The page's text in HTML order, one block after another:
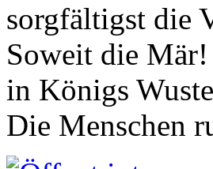
sorgfältigst die
Soweit die
in Königs
Die Menschen